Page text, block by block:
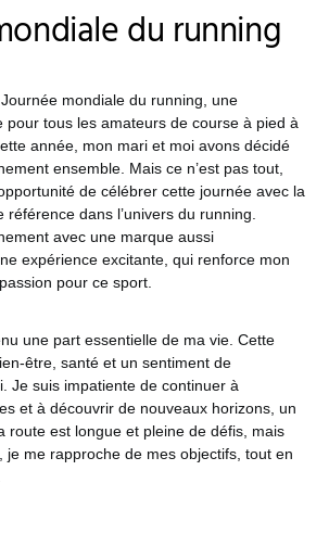
du running
mondiale du running, une
pour tous les amateurs de course à pied à
année, mon mari et moi avons décidé
ensemble. Mais ce n’est pas tout,
de célébrer cette journée avec la
référence dans l’univers du running.
avec une marque aussi
expérience excitante, qui renforce mon
pour ce sport.
une part essentielle de ma vie. Cette
être, santé et un sentiment de
Je suis impatiente de continuer à
et à découvrir de nouveaux horizons, un
route est longue et pleine de défis, mais
je me rapproche de mes objectifs, tout en